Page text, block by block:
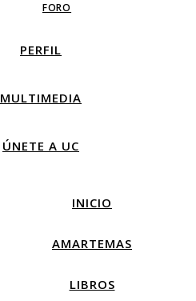
FORO
PERFIL
MULTIMEDIA
ÚNETE A UC
INICIO
AMARTEMAS
LIBROS